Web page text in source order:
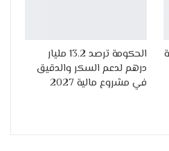
الحكومة ترصد 13.2 مليار
درهم لدعم السكر والدقيق
في مشروع مالية 2027